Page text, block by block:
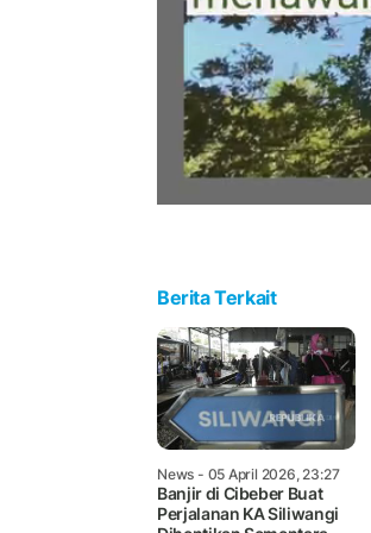
Berita Terkait
News - 05 April 2026, 23:27
Banjir di Cibeber Buat
Perjalanan KA Siliwangi